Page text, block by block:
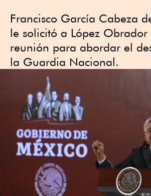
Francisco García Cabeza
le solicitó a López
reunión para abordar el
la Guardia Nacional.